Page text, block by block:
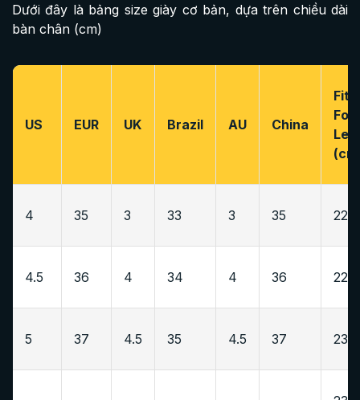
Dưới đây là bảng size giày cơ bản, dựa trên chiều dài
bàn chân (cm)
US EUR UK Brazil AU China
Fit
4 35 3 33 3 35 22-
4.5 36 4 34 4 36
5 37 4.5 35 4.5 37 23-